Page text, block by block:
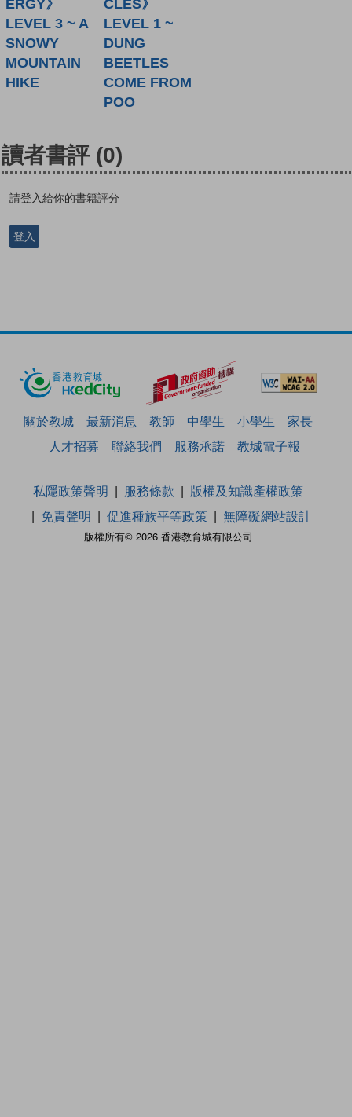
ERGY》
LEVEL 3 ~ A
SNOWY
MOUNTAIN
HIKE
CLES》
LEVEL 1 ~
DUNG
BEETLES
COME FROM
POO
讀者書評 (0)
請登入給你的書籍評分
登入
關於教城 最新消息 教師 中學生 小學生
家長
人才招募
聯絡我們 服務承諾 教城電子報
版權所有© 2026 香港教育城有限公司
私隱政策聲明 服務條款
版權及知識產權政策
免責聲明
促進種族平等政策 無障礙網站設計